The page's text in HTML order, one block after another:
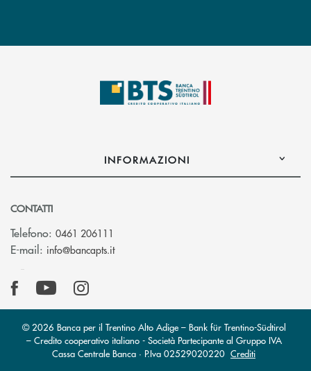
INFORMAZIONI
CONTATTI
Telefono: 0461 206111
E-mail: info@bancapts.it(si apre l’app di posta elettronica)
© 2026 Banca per il Trentino Alto Adige – Bank für Trentino-Südtirol
– Credito cooperativo italiano - Società Partecipante al Gruppo IVA
Cassa Centrale Banca · P.Iva 02529020220 Crediti